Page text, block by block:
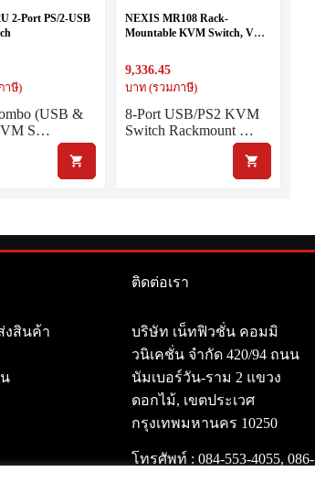
2-Port PS/2-USB
าษี)
(USB &
S…
NEXIS MR108 Rack-
Mountable KVM Switch, VGA
9,336.45
บาท (รวมภาษี)
8-Port USB/PS2 KVM
Switch Rackmount …
งสินค้า
ติดต่อเรา
บริษัท เน็ทฟิวชั่น คอมมิ
วนิเคชั่น จำกัด 420/94 ถนน
นัมเบอร์วัน-ราม 2 แขวง
ดอกไม้, เขตประเวศ
กรุงเทพมหานคร 10250
โทรศัพท์ : 084-553-4055, 086-